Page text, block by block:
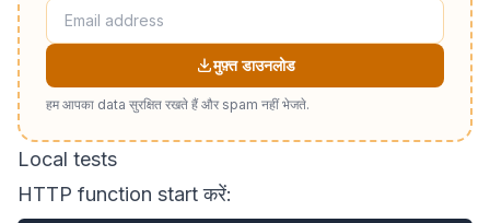
मुफ़्त डाउनलोड
हम आपका data सुरक्षित रखते हैं और spam नहीं भेजते.
Local tests
HTTP function start करें: